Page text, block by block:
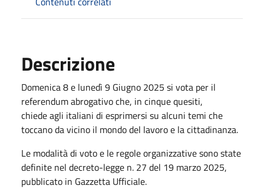
Descrizione
Domenica 8 e lunedì 9 Giugno 2025 si vota per il
referendum abrogativo che, in cinque quesiti,
chiede agli italiani di esprimersi su alcuni temi che
toccano da vicino il mondo del lavoro e la cittadinanza.
Le modalità di voto e le regole organizzative sono state
definite nel decreto-legge n. 27 del 19 marzo 2025,
pubblicato in Gazzetta Ufficiale.